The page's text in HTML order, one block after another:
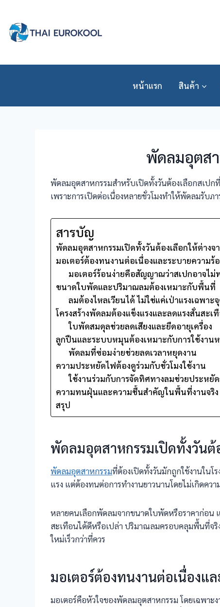
content
หน้าแรก สินค้า
พัดลมอุตสา
พัดลมอุตสาหกรรมสำหรับเปิดทั้งวันต้องเลือกสเป
เพราะการเปิดต่อเนื่องหลายชั่วโมงทำให้พัดลมรับภ
สารบัญ
พัดลมอุตสาหกรรมเปิดทั้งวันต้องเลือกให้ต่าง
มอเตอร์ต้องทนงานต่อเนื่องและระบายความร้
มอเตอร์ร้อนง่ายคือสัญญาณว่าสเปกอาจไม่
ขนาดใบพัดและปริมาณลมต้องเหมาะกับพื้นที่
ลมต้องไหลเวียนได้ ไม่ใช่แค่เป่าแรงเฉพาะ
โครงสร้างพัดลมต้องแข็งแรงและลดแรงสั่นสะเ
ใบพัดสมดุลช่วยลดเสียงและยืดอายุเครื่อง
ลูกปืนและระบบหมุนต้องเหมาะกับการใช้งาน
พัดลมที่ซ่อมง่ายช่วยลดเวลาหยุดงาน
ความประหยัดไฟต้องดูร่วมกับชั่วโมงใช้งาน
ใช้งานร่วมกับการจัดทิศทางลมช่วยประหยั
ความทนฝุ่นและความชื้นสำคัญในพื้นที่งานจริง
สรุป
พัดลมอุตสาหกรรมเปิดทั้งวันต้
พัดลมอุตสาหกรรมที่ต้องเปิดทั้งวันมักถูกใช้งานในโ
แรง แต่ต้องทนต่อการทำงานยาวนานโดยไม่เกิดคว
หลายคนเลือกพัดลมจากขนาดใบพัดหรือราคาก่อน แ
สะเทือนได้ดีหรือเปล่า ปริมาณลมครอบคลุมพื้นที่จริ
ใหม่เร็วกว่าที่ควร
มอเตอร์ต้องทนงานต่อเนื่องแ
มอเตอร์คือหัวใจของพัดลมอุตสาหกรรม โดยเฉพา